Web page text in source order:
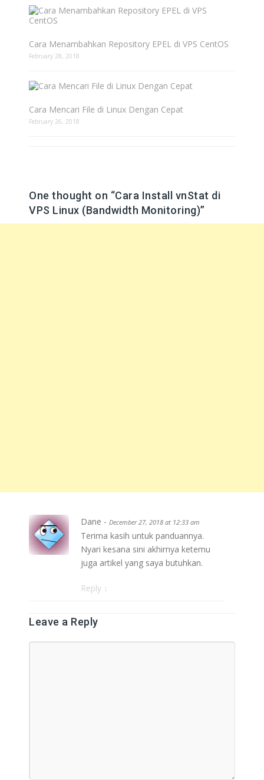
Cara Menambahkan Repository EPEL di VPS CentOS
February 28, 2018
Cara Mencari File di Linux Dengan Cepat
February 26, 2018
One thought on “Cara Install vnStat di
VPS Linux (Bandwidth Monitoring)”
Dane - December 27, 2018 at 12:33 am
Terima kasih untuk panduannya.
Nyari kesana sini akhirnya ketemu
juga artikel yang saya butuhkan.
Reply ↓
Leave a Reply